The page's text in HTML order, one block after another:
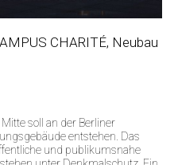
CHARITÉ, Neubau
soll an der Berliner
entstehen. Das
und publikumsnahe